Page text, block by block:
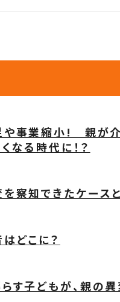
や事業縮小! 親が介
なる時代に！？
察知できたケース
どこに？
す子どもが、親の